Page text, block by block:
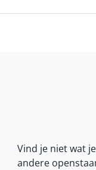
Vind je niet wat
andere